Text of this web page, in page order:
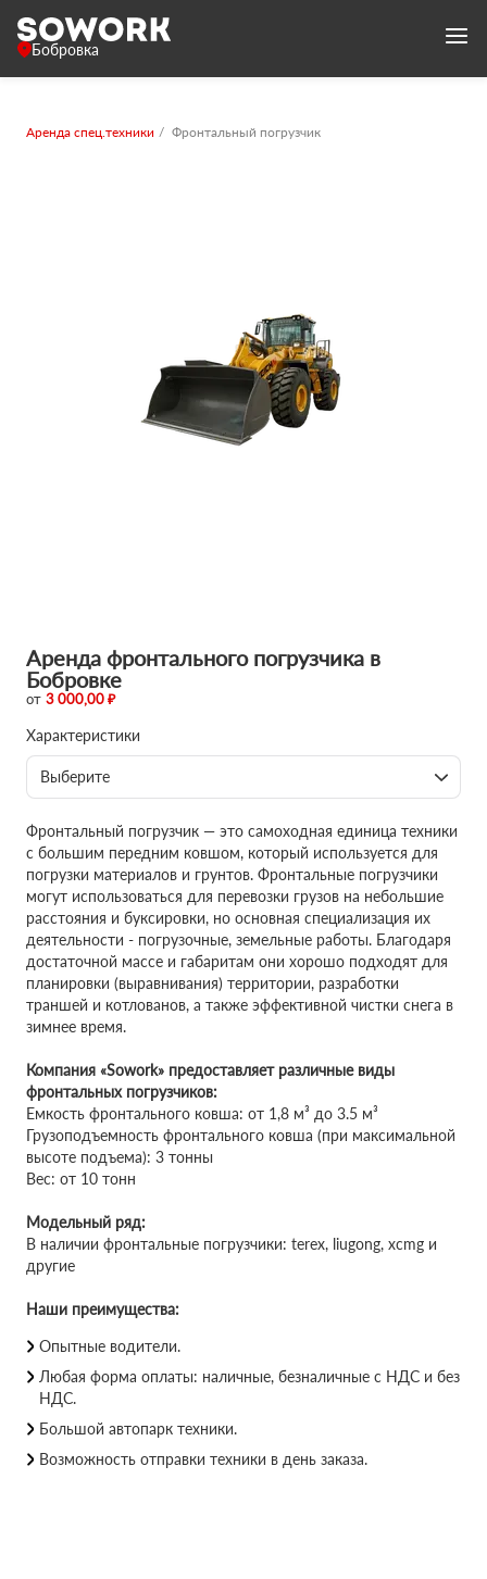
Бобровка
Аренда спец.техники Фронтальный погрузчик
Аренда фронтального погрузчика в
Бобровке
от 3 000,00 ₽
Характеристики
Выберите
Фронтальный погрузчик — это самоходная единица техники
с большим передним ковшом, который используется для
погрузки материалов и грунтов. Фронтальные погрузчики
могут использоваться для перевозки грузов на небольшие
расстояния и буксировки, но основная специализация их
деятельности - погрузочные, земельные работы. Благодаря
достаточной массе и габаритам они хорошо подходят для
планировки (выравнивания) территории, разработки
траншей и котлованов, а также эффективной чистки снега в
зимнее время.
Компания «Sowork» предоставляет различные виды
фронтальных погрузчиков:
Емкость фронтального ковша: от 1,8 м³ до 3.5 м³
Грузоподъемность фронтального ковша (при максимальной
высоте подъема): 3 тонны
Вес: от 10 тонн
Модельный ряд:
В наличии фронтальные погрузчики: terex, liugong, xcmg и
другие
Наши преимущества:
Опытные водители.
Любая форма оплаты: наличные, безналичные с НДС и без
НДС.
Большой автопарк техники.
Возможность отправки техники в день заказа.